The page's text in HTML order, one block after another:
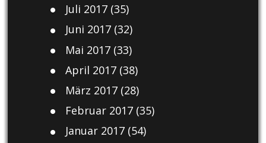
Juli 2017(35)
Juni 2017(32)
Mai 2017(33)
April 2017(38)
März 2017(28)
Februar 2017(35)
Januar 2017(54)